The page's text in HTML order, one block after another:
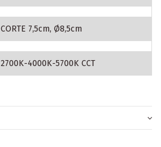
CORTE 7,5cm, Ø8,5cm
2700K-4000K-5700K CCT